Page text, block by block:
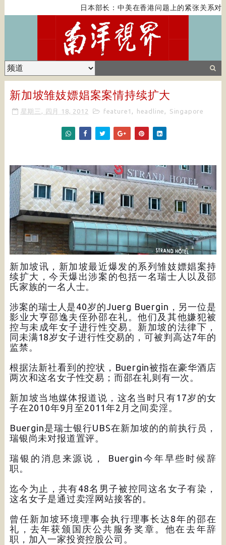
日本部长：中美在香港问题上的紧张关系对
新加坡雏妓嫖娼案案情持续扩大
星期三, 四月 18, 2012 feature1 , headline , Singapore
新加坡讯，新加坡最近爆发的系列雏妓嫖娼案持
续扩大，今天爆出涉案的包括一名瑞士人以及邵
氏家族的一名人士。
涉案的瑞士人是40岁的Juerg Buergin，另一位是
影业大亨邵逸夫侄孙邵在礼。他们及其他嫌犯被
控与未成年女子进行性交易。新加坡的法律下，
同未满18岁女子进行性交易的，可被判高达7年的
监禁。
根据法新社看到的控状，Buergin被指在豪华酒店
两次和这名女子性交易；而邵在礼则有一次。
新加坡当地媒体报道说，这名当时只有17岁的女
子在2010年9月至2011年2月之间卖淫。
Buergin是瑞士银行UBS在新加坡的的前执行员，
瑞银尚未对报道置评。
瑞银的消息来源说， Buergin今年早些时候辞
职。
迄今为止，共有48名男子被控同这名女子有染，
这名女子是通过卖淫网站接客的。
曾任新加坡环境理事会执行理事长达8年的邵在
礼，去年获颁国庆公共服务奖章。他在去年辞
职，加入一家投资控股公司。